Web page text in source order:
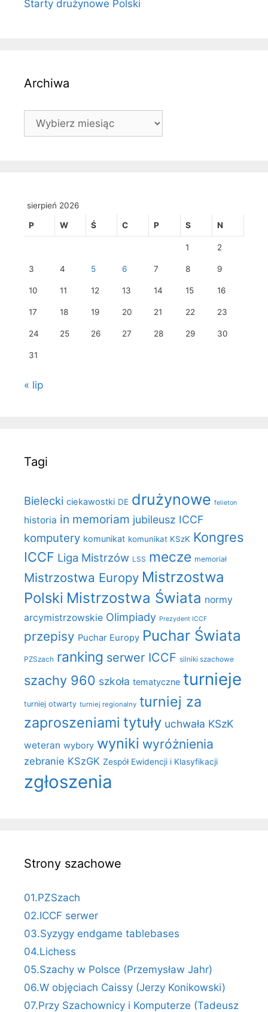
Starty drużynowe Polski
Archiwa
Archiwa
sierpień 2026
P W Ś C P S N
1 2
3 4 5 6 7 8 9
10 11 12 13 14 15 16
17 18 19 20 21 22 23
24 25 26 27 28 29 30
31
« lip
Tagi
Bielecki ciekawostki DE drużynowe felieton
historia in memoriam jubileusz ICCF
komputery komunikat komunikat KSzK Kongres
ICCF Liga Mistrzów LSS mecze memoriał
Mistrzostwa Europy Mistrzostwa
Polski Mistrzostwa Świata normy
arcymistrzowskie Olimpiady Prezydent ICCF
przepisy Puchar Europy Puchar Świata
PZSzach ranking serwer ICCF silniki szachowe
szachy 960 szkoła tematyczne turnieje
turniej otwarty turniej regionalny turniej za
zaproszeniami tytuły uchwała KSzK
weteran wybory wyniki wyróżnienia
zebranie KSzGK Zespół Ewidencji i Klasyfikacji
zgłoszenia
Strony szachowe
01.PZSzach
02.ICCF serwer
03.Syzygy endgame tablebases
04.Lichess
05.Szachy w Polsce (Przemysław Jahr)
06.W objęciach Caissy (Jerzy Konikowski)
07.Przy Szachownicy i Komputerze (Tadeusz